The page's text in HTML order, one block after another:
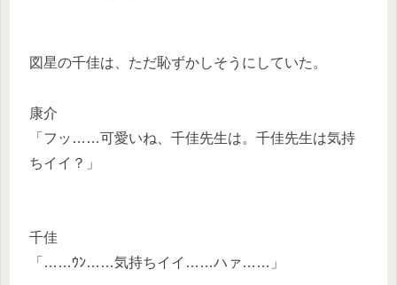
図星の千佳は、ただ恥ずかしそうにしていた。
康介
「フッ……可愛いね、千佳先生は。千佳先生は気持
ちイイ？」
千佳
「……ｳﾝ……気持ちイイ……ハァ……」